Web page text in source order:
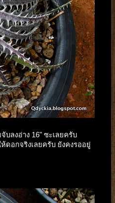
ลงอ่าง 16" ซะเลยครับ
อกจริงเลยครับ ยังคงรออยู่